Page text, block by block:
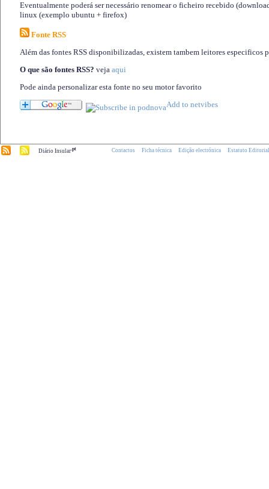
Eventualmente poderá ser necessário renomear o ficheiro recebido
linux (exemplo ubuntu + firefox)
Fonte RSS
Além das fontes RSS disponibilizadas, existem tambem leitores especificos
O que são fontes RSS? veja aqui
Pode ainda personalizar esta fonte no seu motor favorito
Diário Insular.pt Contactos Ficha técnica Edição electrónica Estatuto Editorial